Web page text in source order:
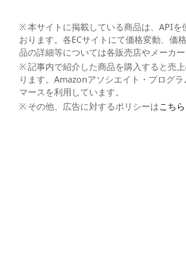
本サイトに掲載している商品は、API
おります。各ECサイトにて価格変動、価
品の詳細等については各販売店やメーカー
記事内で紹介した商品を購入すると売
ります。Amazonアソシエイト・プログ
マースを利用しています。
その他、広告に対するポリシーはこちら